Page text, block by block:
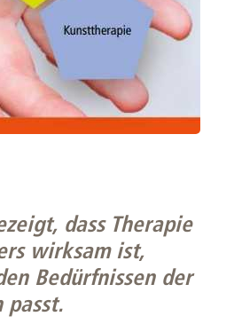
dass Therapie
wirksam ist,
Bedürfnissen der
passt.